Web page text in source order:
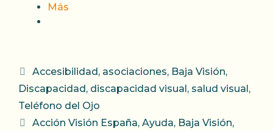
Más
Categorías
Accesibilidad, asociaciones, Baja Visión,
Discapacidad, discapacidad visual, salud visual,
Teléfono del Ojo
Etiquetas
Acción Visión España, Ayuda, Baja Visión,